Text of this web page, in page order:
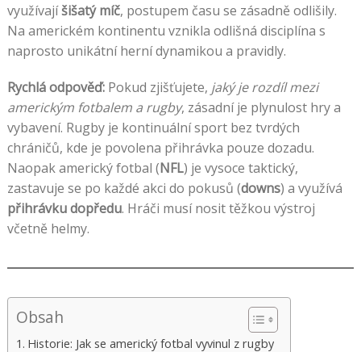
využívajíšišatý míč, postupem času se zásadně odlišily.
Na americkém kontinentu vznikla odlišná disciplína s
naprosto unikátní herní dynamikou a pravidly.
Rychlá odpověď:Pokud zjišťujete, jaký je rozdíl mezi
americkým fotbalem a rugby, zásadní je plynulost hry a
vybavení. Rugby je kontinuální sport bez tvrdých
chráničů, kde je povolena přihrávka pouze dozadu.
Naopak americký fotbal (NFL) je vysoce taktický,
zastavuje se po každé akci do pokusů (downs) a využívá
přihrávku dopředu. Hráči musí nosit těžkou výstroj
včetně helmy.
Obsah
Historie: Jak se americký fotbal vyvinul z rugby